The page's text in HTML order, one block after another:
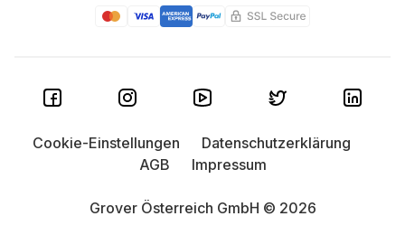
Grover Österreich GmbH © 2026
Cookie-Einstellungen
Datenschutzerklärung
AGB
Impressum